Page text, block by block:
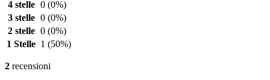
4 stelle 0 (0%)
3 stelle 0 (0%)
2 stelle 0 (0%)
1 Stelle 1 (50%)
2 recensioni